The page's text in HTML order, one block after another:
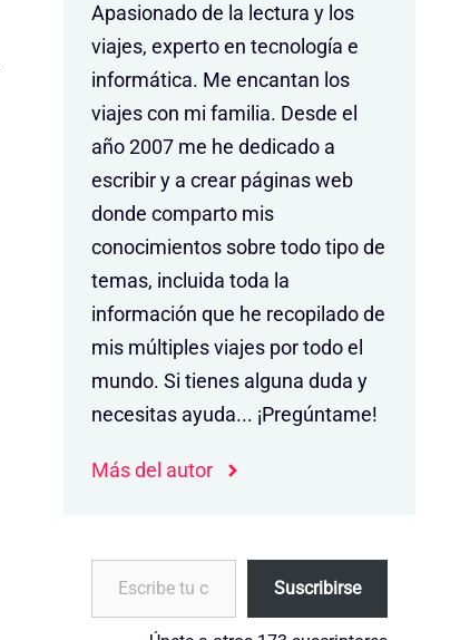
Apasionado de la lectura y los
viajes, experto en tecnología e
informática. Me encantan los
viajes con mi familia. Desde el
año 2007 me he dedicado a
escribir y a crear páginas web
donde comparto mis
conocimientos sobre todo tipo de
temas, incluida toda la
información que he recopilado de
mis múltiples viajes por todo el
mundo. Si tienes alguna duda y
necesitas ayuda... ¡Pregúntame!
Más del autor
Escribe tu correo electrónico…
Suscribirse